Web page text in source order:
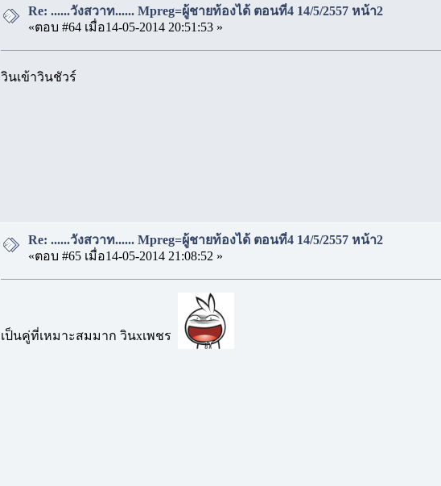
Re: ......วังสวาท...... Mpreg=ผู้ชายท้องได้ ตอนที่4 14/5/2557 หน้า2
«ตอบ #64 เมื่อ14-05-2014 20:51:53 »
วินเข้าวินชัวร์
Re: ......วังสวาท...... Mpreg=ผู้ชายท้องได้ ตอนที่4 14/5/2557 หน้า2
«ตอบ #65 เมื่อ14-05-2014 21:08:52 »
เป็นคู่ที่เหมาะสมมาก วินxเพชร